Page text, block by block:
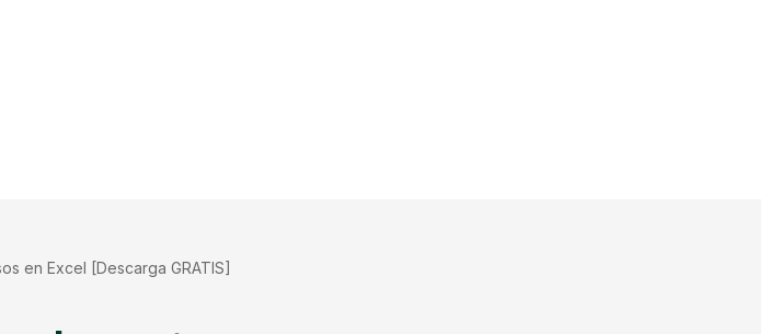
en Excel [Descarga GRATIS]